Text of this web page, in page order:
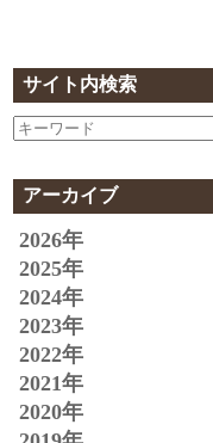
サイト内検索
アーカイブ
2026年
2025年
2024年
2023年
2022年
2021年
2020年